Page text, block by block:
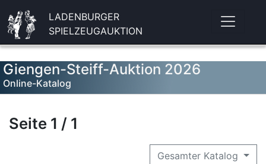
LADENBURGER
SPIELZEUGAUKTION
Giengen-Steiff-Auktion 2026
Online-Katalog
Seite 1 / 1
Gesamter Katalog